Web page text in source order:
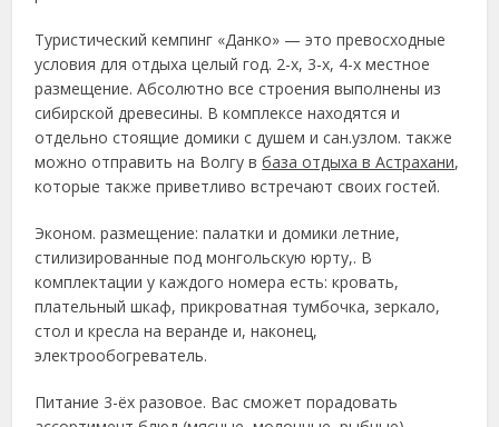
Туристический кемпинг «Данко» — это превосходные
условия для отдыха целый год. 2-х, 3-х, 4-х местное
размещение. Абсолютно все строения выполнены из
сибирской древесины. В комплексе находятся и
отдельно стоящие домики с душем и сан.узлом. также
можно отправить на Волгу вбаза отдыха в Астрахани,
которые также приветливо встречают своих гостей.
Эконом. размещение: палатки и домики летние,
стилизированные под монгольскую юрту,. В
комплектации у каждого номера есть: кровать,
плательный шкаф, прикроватная тумбочка, зеркало,
стол и кресла на веранде и, наконец,
электрообогреватель.
Питание 3-ёх разовое. Вас сможет порадовать